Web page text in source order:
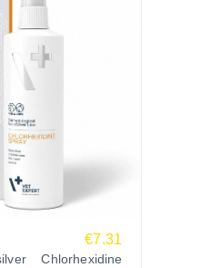
€7.31
Chlorhexidine